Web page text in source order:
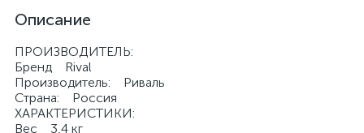
Описание
ПРОИЗВОДИТЕЛЬ:
Бренд Rival
Производитель: Риваль
Страна: Россия
ХАРАКТЕРИСТИКИ:
Вес 3,4 кг